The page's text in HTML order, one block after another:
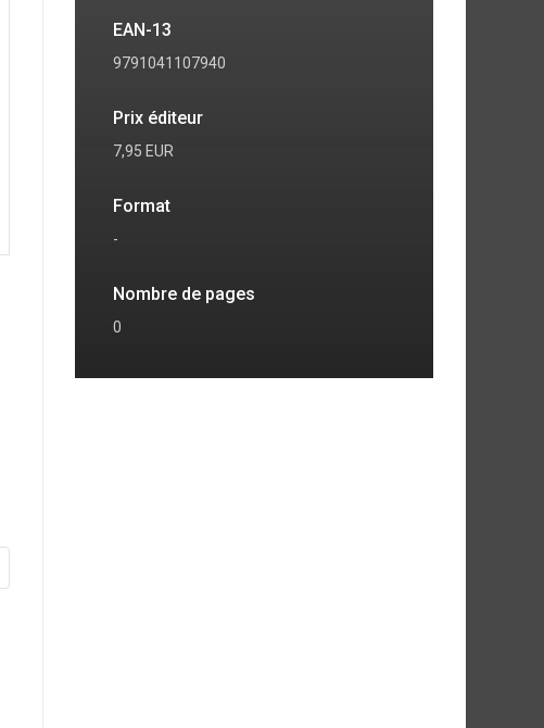
EAN-13
9791041107940
Prix éditeur
7,95 EUR
Format
-
Nombre de pages
0